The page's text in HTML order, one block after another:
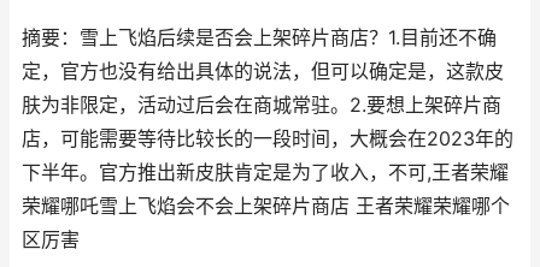
摘要：雪上飞焰后续是否会上架碎片商店？1.目前还不确
定，官方也没有给出具体的说法，但可以确定是，这款皮
肤为非限定，活动过后会在商城常驻。2.要想上架碎片商
店，可能需要等待比较长的一段时间，大概会在2023年的
下半年。官方推出新皮肤肯定是为了收入，不可,王者荣耀
荣耀哪吒雪上飞焰会不会上架碎片商店 王者荣耀荣耀哪个
区厉害